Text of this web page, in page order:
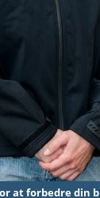
at forbedre din